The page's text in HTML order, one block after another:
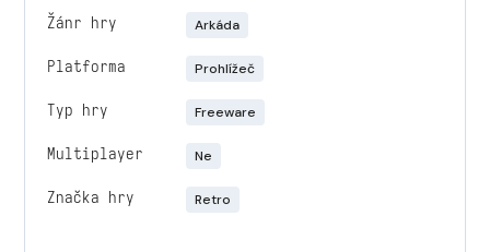
Žánr hry Arkáda
Platforma Prohlížeč
Typ hry Freeware
Multiplayer Ne
Značka hry Retro